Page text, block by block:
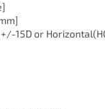
15D or